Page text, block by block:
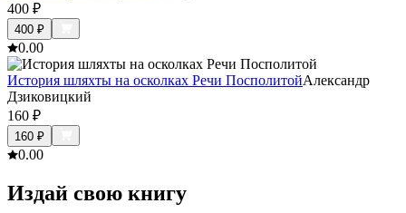
400 ₽
400 ₽
0.00
История шляхты на осколках Речи ПосполитойАлександр
Дзиковицкий
160 ₽
160 ₽
0.00
Издай свою книгу